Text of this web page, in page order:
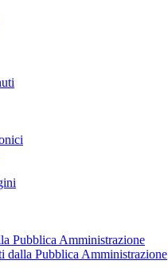
Pubblica Amministrazione
dalla Pubblica Amministrazione